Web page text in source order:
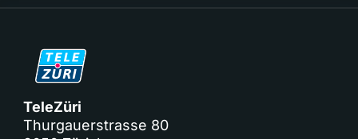
TeleZüri
Thurgauerstrasse 80